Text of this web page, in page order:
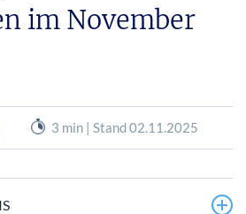
im November
3 min | Stand 02.11.2025